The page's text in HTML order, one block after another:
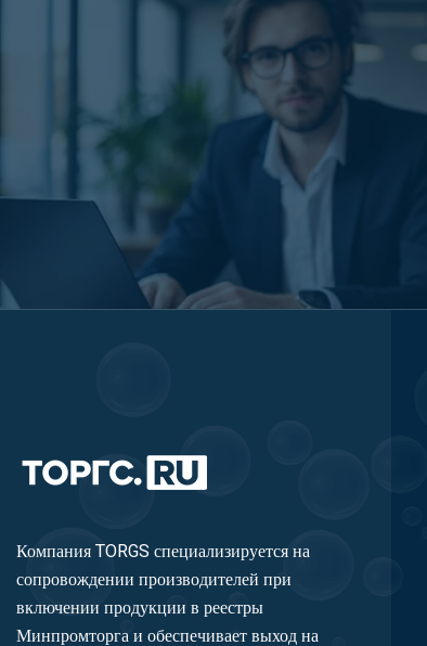
Компания TORGS специализируется на
сопровождении производителей при
включении продукции в реестры
Минпромторга и обеспечивает выход на